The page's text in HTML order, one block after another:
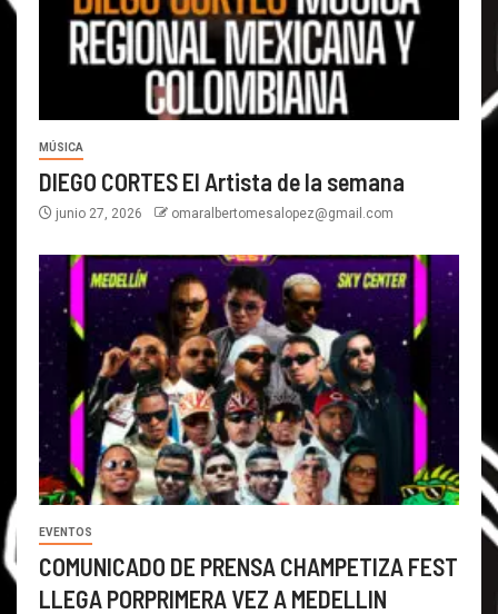
MÚSICA
DIEGO CORTES El Artista de la semana
junio 27, 2026 omaralbertomesalopez@gmail.com
EVENTOS
COMUNICADO DE PRENSA CHAMPETIZA FEST
LLEGA PORPRIMERA VEZ A MEDELLIN